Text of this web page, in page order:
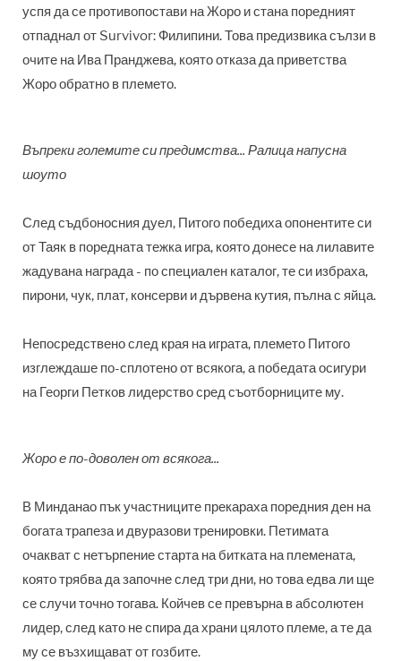
успя да се противопостави на Жоро и стана поредният
отпаднал от Survivor: Филипини. Това предизвика сълзи в
очите на Ива Пранджева, която отказа да приветства
Жоро обратно в племето.
Въпреки големите си предимства... Ралица напусна
шоуто
След съдбоносния дуел, Питого победиха опонентите си
от Таяк в поредната тежка игра, която донесе на лилавите
жадувана награда - по специален каталог, те си избраха,
пирони, чук, плат, консерви и дървена кутия, пълна с яйца.
Непосредствено след края на играта, племето Питого
изглеждаше по-сплотено от всякога, а победата осигури
на Георги Петков лидерство сред съотборниците му.
Жоро е по-доволен от всякога...
В Минданао пък участниците прекараха поредния ден на
богата трапеза и двуразови тренировки. Петимата
очакват с нетърпение старта на битката на племената,
която трябва да започне след три дни, но това едва ли ще
се случи точно тогава. Койчев се превърна в абсолютен
лидер, след като не спира да храни цялото племе, а те да
му се възхищават от гозбите.